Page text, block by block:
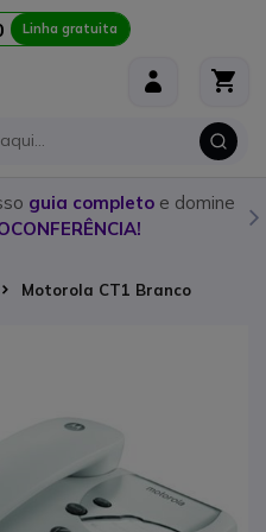
Linha gratuita
guia completoe domine
Motorola CT1 Branco